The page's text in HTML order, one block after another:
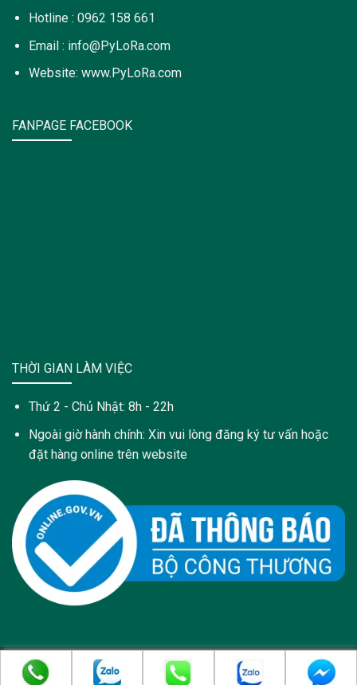
Hotline : 0962 158 661
Email : info@PyLoRa.com
Website: www.PyLoRa.com
FANPAGE FACEBOOK
THỜI GIAN LÀM VIỆC
Thứ 2 - Chủ Nhật: 8h - 22h
Ngoài giờ hành chính: Xin vui lòng đăng ký tư vấn hoặc
đặt hàng online trên website
Copyright 2021 © Trang web này được sở hữu và quản lý bởi:
Công Ty Cổ Phần Dược Phẩm PyLoRa - pylora.com